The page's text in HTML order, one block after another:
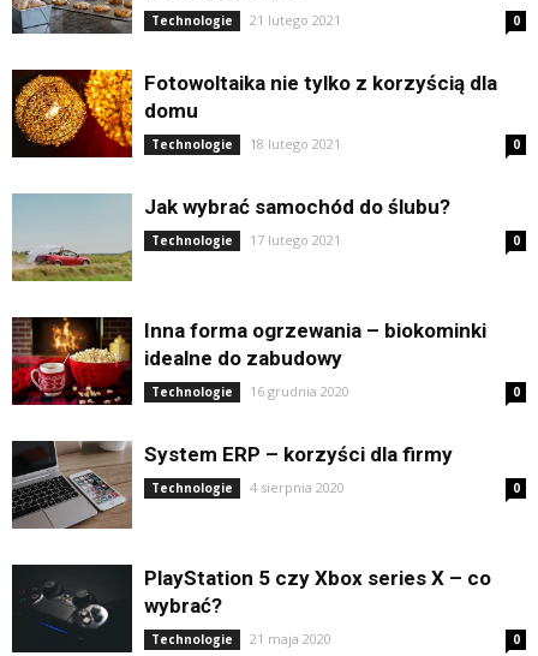
Technologie 21 lutego 2021 0
Fotowoltaika nie tylko z korzyścią dla
domu
Technologie 18 lutego 2021 0
Jak wybrać samochód do ślubu?
Technologie 17 lutego 2021 0
Inna forma ogrzewania – biokominki
idealne do zabudowy
Technologie 16 grudnia 2020 0
System ERP – korzyści dla firmy
Technologie 4 sierpnia 2020 0
PlayStation 5 czy Xbox series X – co
wybrać?
Technologie 21 maja 2020 0